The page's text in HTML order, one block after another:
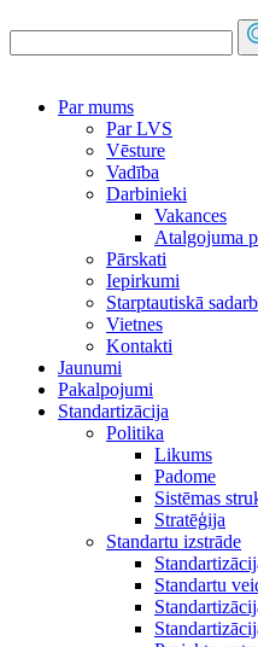
Par mums
Par LVS
Vēsture
Vadība
Darbinieki
Vakances
Atalgojuma
Pārskati
Iepirkumi
Starptautiskā
Vietnes
Kontakti
Jaunumi
Pakalpojumi
Standartizācija
Politika
Likums
Padome
Sistēmas
Stratēģija
Standartu izstrāde
Standartu